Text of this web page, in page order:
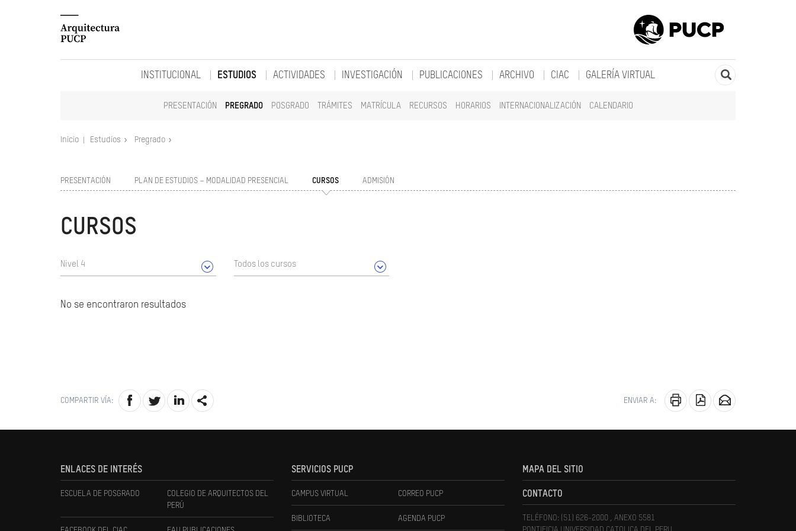
INSTITUCIONAL ESTUDIOS
PRESENTACIÓN PREGRADO POSGRADO TRÁMITES MATRÍCULA RECURSOS HORARIOS INTERNACIONALIZACIÓN CALENDARIO
ACTIVIDADES INVESTIGACIÓN PUBLICACIONES ARCHIVO CIAC GALERÍA VIRTUAL
Inicio Estudios Pregrado
PRESENTACIÓN PLAN DE ESTUDIOS – MODALIDAD PRESENCIAL CURSOS ADMISIÓN
CURSOS
Nivel 4 Todos los cursos
No se encontraron resultados
COMPARTIR VÍA: ENVIAR A:
ENLACES DE INTERÉS
ESCUELA DE POSGRADO
COLEGIO DE ARQUITECTOS DEL
PERÚ
SERVICIOS PUCP
CAMPUS VIRTUAL CORREO PUCP
BIBLIOTECA AGENDA PUCP
MAPA DEL SITIO
CONTACTO
TELÉFONO: (51) 626-2000 , ANEXO 5581